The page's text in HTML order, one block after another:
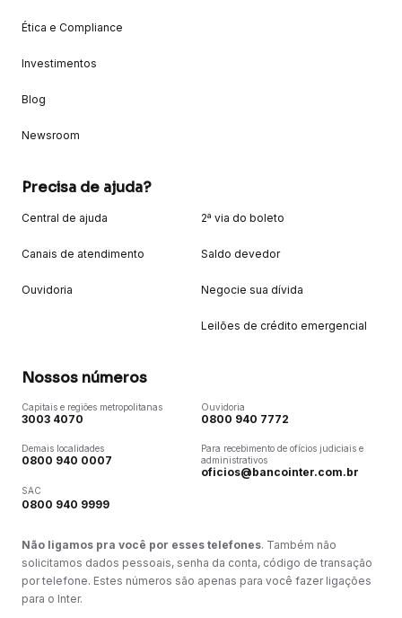
Ética e Compliance
Investimentos
Blog
Newsroom
Precisa de ajuda?
Central de ajuda
Canais de atendimento
Ouvidoria
2ª via do boleto
Saldo devedor
Negocie sua dívida
Leilões de crédito emergencial
Nossos números
Capitais e regiões metropolitanas
3003 4070
Demais localidades
0800 940 0007
SAC
0800 940 9999
Ouvidoria
0800 940 7772
Para recebimento de ofícios judiciais e
administrativos
oficios@bancointer.com.br
Não ligamos pra você por esses telefones. Também não
solicitamos dados pessoais, senha da conta, código de transação
por telefone. Estes números são apenas para você fazer ligações
para o Inter.